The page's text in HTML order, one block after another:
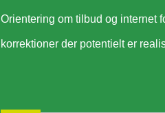
Orientering om tilbud og internet
korrektioner der potentielt er